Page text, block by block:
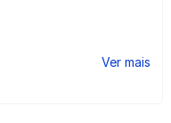
Ver mais